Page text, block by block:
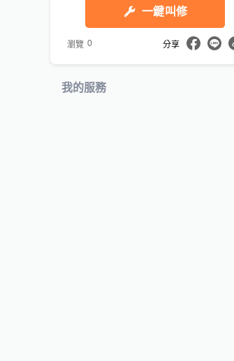
一鍵叫修
瀏覽 0 分享
我的服務